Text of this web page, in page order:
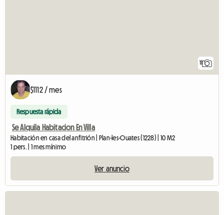
11
$1112 / mes
Respuesta rápida
Se Alquila Habitacion En Villa
Habitación en casa del anfitrión | Plan-les-Ouates (1228) | 10 M2
1 pers. | 1 mes mínimo
Ver anuncio